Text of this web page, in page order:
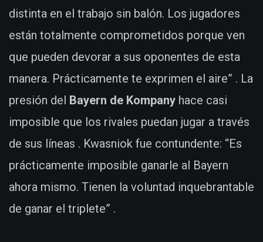
distinta en el trabajo sin balón. Los jugadores
están totalmente comprometidos porque ven
que pueden devorar a sus oponentes de esta
manera. Prácticamente te exprimen el aire” . La
presión del Bayern de Kompany hace casi
imposible que los rivales puedan jugar a través
de sus líneas . Kwasniok fue contundente: “Es
prácticamente imposible ganarle al Bayern
ahora mismo. Tienen la voluntad inquebrantable
de ganar el triplete” .